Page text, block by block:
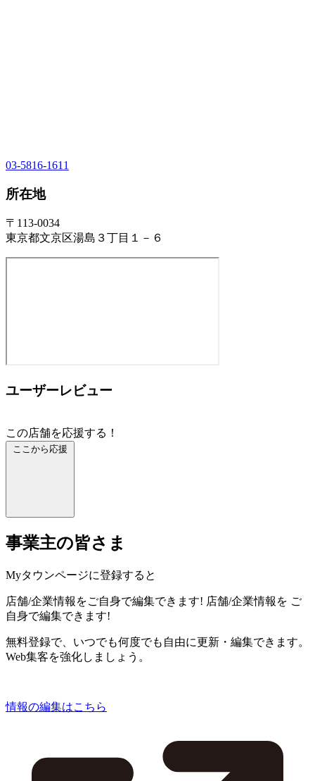
03-5816-1611
所在地
〒113-0034
東京都文京区湯島３丁目１－６
ユーザーレビュー
この店舗を応援する！
ここから応援
事業主の皆さま
Myタウンページに登録すると
店舗/企業情報をご自身で編集できます! 店舗/企業情報を ご
自身で編集できます!
無料登録で、いつでも何度でも自由に更新・編集できます。
Web集客を強化しましょう。
情報の編集はこちら